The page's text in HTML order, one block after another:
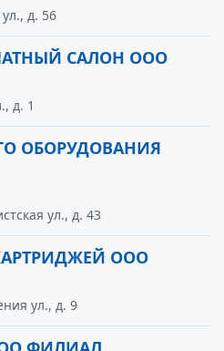
д. 56
САЛОН ООО
д. 1
ОБОРУДОВАНИЯ
ул., д. 43
ООО
ул., д. 9